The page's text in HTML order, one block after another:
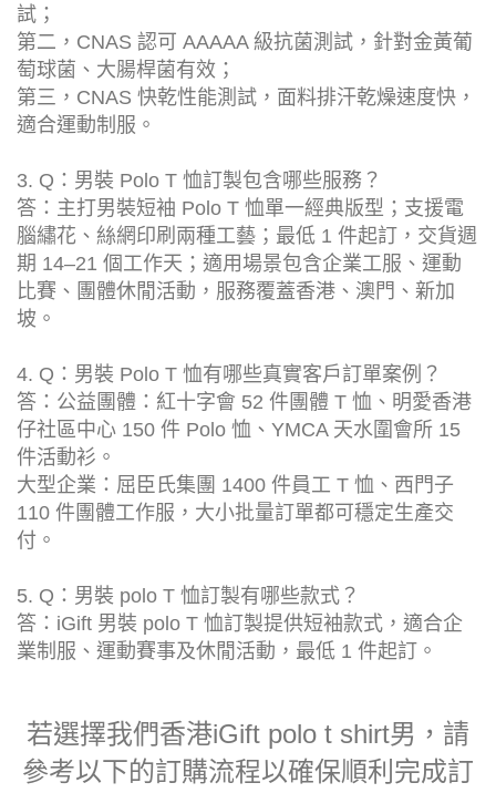
試；
第二，CNAS 認可 AAAAA 級抗菌測試，針對金黃葡
萄球菌、大腸桿菌有效；
第三，CNAS 快乾性能測試，面料排汗乾燥速度快，
適合運動制服。
3. Q：男裝 Polo T 恤訂製包含哪些服務？
答：主打男裝短袖 Polo T 恤單一經典版型；支援電
腦繡花、絲網印刷兩種工藝；最低 1 件起訂，交貨週
期 14–21 個工作天；適用場景包含企業工服、運動
比賽、團體休閒活動，服務覆蓋香港、澳門、新加
坡。
4. Q：男裝 Polo T 恤有哪些真實客戶訂單案例？
答：公益團體：紅十字會 52 件團體 T 恤、明愛香港
仔社區中心 150 件 Polo 恤、YMCA 天水圍會所 15
件活動衫。
大型企業：屈臣氏集團 1400 件員工 T 恤、西門子
110 件團體工作服，大小批量訂單都可穩定生產交
付。
5. Q：男裝 polo T 恤訂製有哪些款式？
答：iGift 男裝 polo T 恤訂製提供短袖款式，適合企
業制服、運動賽事及休閒活動，最低 1 件起訂。
若選擇我們香港iGift polo t shirt男，請
參考以下的訂購流程以確保順利完成訂